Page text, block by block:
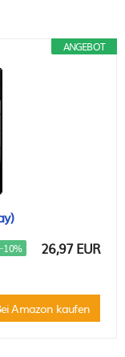
ANGEBOT
26,97 EUR
Amazon kaufen